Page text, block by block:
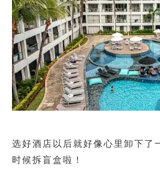
选好酒店以后就好像心里卸下了
时候拆盲盒啦！